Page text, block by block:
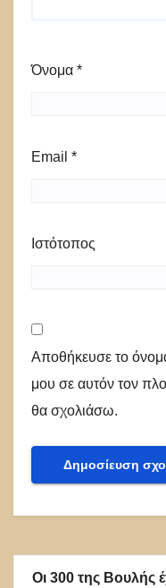
Όνομα *
Email *
Ιστότοπος
Αποθήκευσε το
μου σε αυτόν τον
θα σχολιάσω.
Οι 300 της Βουλής